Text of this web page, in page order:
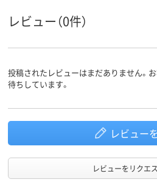
レビュー（0件）
投稿されたレビューはまだありません。
待ちしています。
レビュー
レビューをリクエ